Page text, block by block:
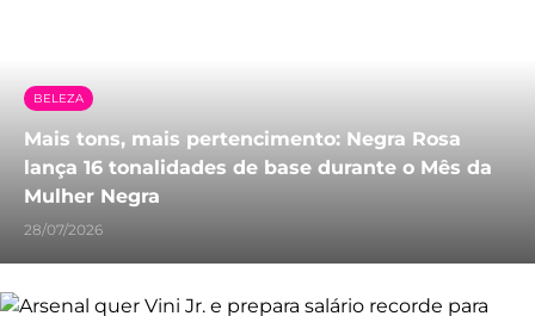
BELEZA
Mais tons, mais pertencimento: Negra Rosa
lança 16 tonalidades de base durante o Mês da
Mulher Negra
28/07/2026